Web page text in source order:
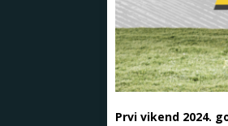
Prvi vikend 2024.